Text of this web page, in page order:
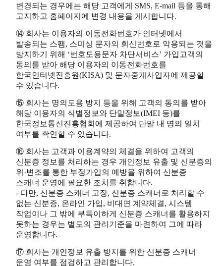
변경되는 경우에는 해당 고객에게 SMS, E-mail 등을 통해
고지하고 홈페이지에 변경 내용을 게시합니다.
⑭ 회사는 이용자의 이동전화번호가 인터넷에서
발송되는 스팸, 스미싱 문자의 회신번호로 악용되는 것을
방지하기 위해 ‘번호도용문자 차단서비스’ 가입고객의
동의를 받아 해당 이용자의 이동전화번호를
한국인터넷진흥원(KISA) 및 문자중계사업자에 제공할
수 있습니다.
⑮ 회사는 명의도용 방지 등을 위해 고객의 동의를 받아
해당 이용자의 식별정보와 단말정보(IMEI 등)를
한국정보통신진흥협회에 제공하여 단말 내 명의 일치
여부를 확인할 수 있습니다.
⑯ 회사는 고객과 이용계약의 체결을 위하여 고객의
신분증 정보를 처리하는 경우 개인정보 유출 및 신분증의
위·변조를 통한 부정가입의 예방을 위하여 신분증
스캐너 운영에 필요한 조치를 취합니다.
- 다만, 신분증 스캐너 고장, 신분증 스캐너로 처리할 수
없는 신분증, 온라인 가입, 비대면 계약체결, 시스템
작업이나 그 밖에 부득이하게 신분증 스캐너를 활용하지
못하는 경우는 별도의 관리기준을 마련하여 그에 따라
운영합니다.
⑰ 회사는 개인정보 유출 방지를 위한 신분증 스캐너
운영 여부를 점검하고 관리합니다.